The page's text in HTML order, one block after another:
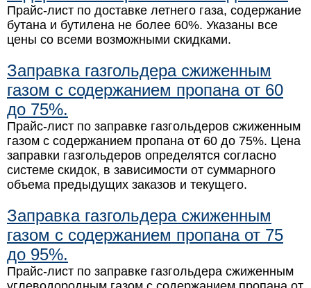
Прайс-лист по доставке летнего газа, содержание
бутана и бутилена не более 60%. Указаны все
цены со всеми возможными скидками.
Заправка газгольдера сжиженным
газом с содержанием пропана от 60
до 75%.
Прайс-лист по заправке газгольдеров сжиженным
газом с содержанием пропана от 60 до 75%. Цена
заправки газгольдеров определятся согласно
системе скидок, в зависимости от суммарного
объема предыдущих заказов и текущего.
Заправка газгольдера сжиженным
газом с содержанием пропана от 75
до 95%.
Прайс-лист по заправке газгольдера сжиженным